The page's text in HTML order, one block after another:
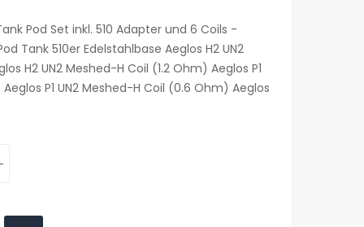
Pod Set inkl. 510 Adapter und 6 Coils -
Tank 510er Edelstahlbase Aeglos H2 UN2
H2 UN2 Meshed-H Coil (1.2 Ohm) Aeglos P1
P1 UN2 Meshed-H Coil (0.6 Ohm) Aeglos